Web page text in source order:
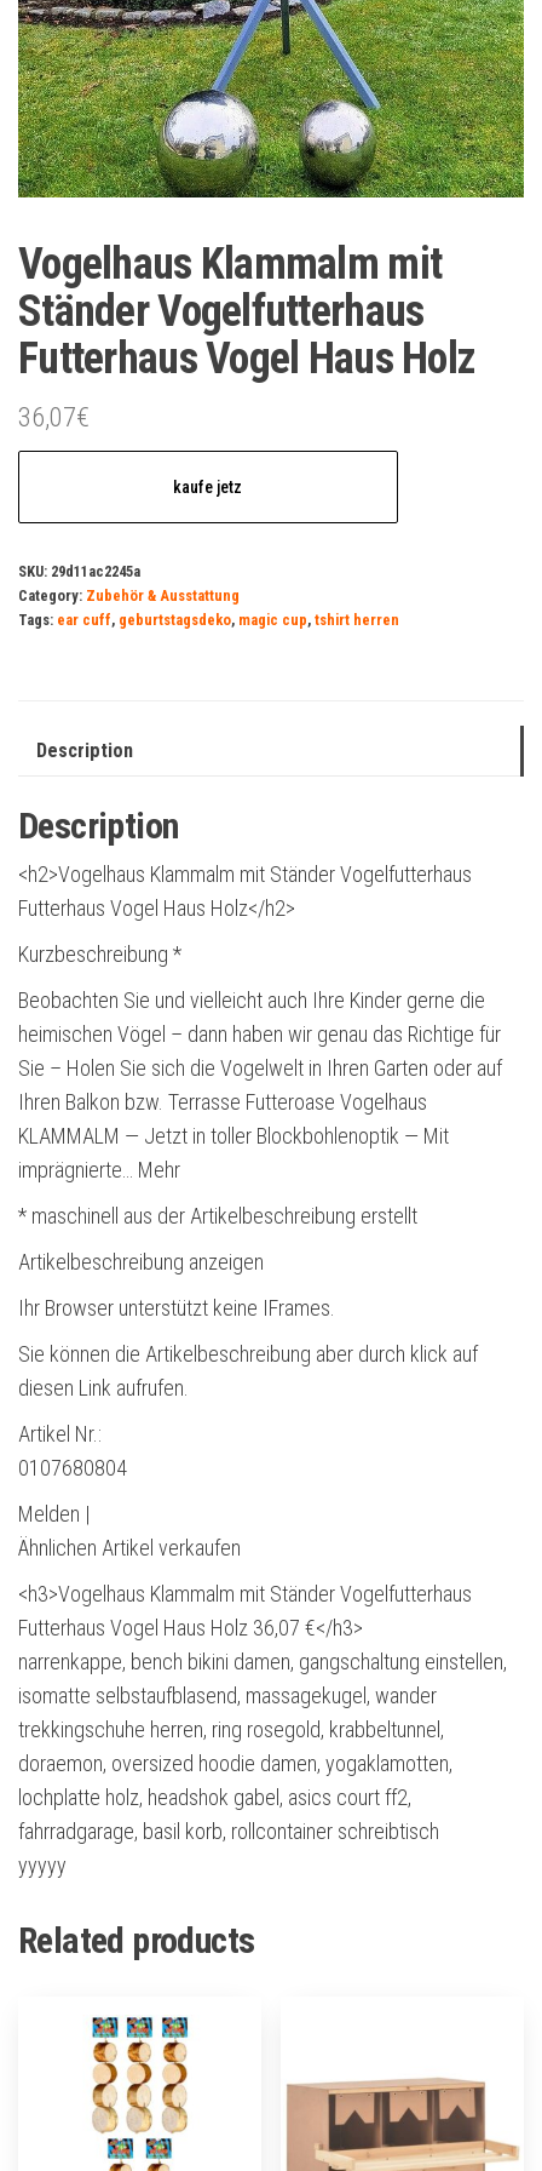
Vogelhaus Klammalm mit
Ständer Vogelfutterhaus
Futterhaus Vogel Haus Holz
36,07€
kaufe jetz
SKU: 29d11ac2245a
Category: Zubehör & Ausstattung
Tags: ear cuff, geburtstagsdeko, magic cup, tshirt herren
Description
Description
<h2>Vogelhaus Klammalm mit Ständer Vogelfutterhaus
Futterhaus Vogel Haus Holz</h2>
Kurzbeschreibung *
Beobachten Sie und vielleicht auch Ihre Kinder gerne die
heimischen Vögel – dann haben wir genau das Richtige für
Sie – Holen Sie sich die Vogelwelt in Ihren Garten oder auf
Ihren Balkon bzw. Terrasse Futteroase Vogelhaus
KLAMMALM — Jetzt in toller Blockbohlenoptik — Mit
imprägnierte… Mehr
* maschinell aus der Artikelbeschreibung erstellt
Artikelbeschreibung anzeigen
Ihr Browser unterstützt keine IFrames.
Sie können die Artikelbeschreibung aber durch klick auf
diesen Link aufrufen.
Artikel Nr.:
0107680804
Melden |
Ähnlichen Artikel verkaufen
<h3>Vogelhaus Klammalm mit Ständer Vogelfutterhaus
Futterhaus Vogel Haus Holz 36,07 €</h3>
narrenkappe, bench bikini damen, gangschaltung einstellen,
isomatte selbstaufblasend, massagekugel, wander
trekkingschuhe herren, ring rosegold, krabbeltunnel,
doraemon, oversized hoodie damen, yogaklamotten,
lochplatte holz, headshok gabel, asics court ff2,
fahrradgarage, basil korb, rollcontainer schreibtisch
yyyyy
Related products